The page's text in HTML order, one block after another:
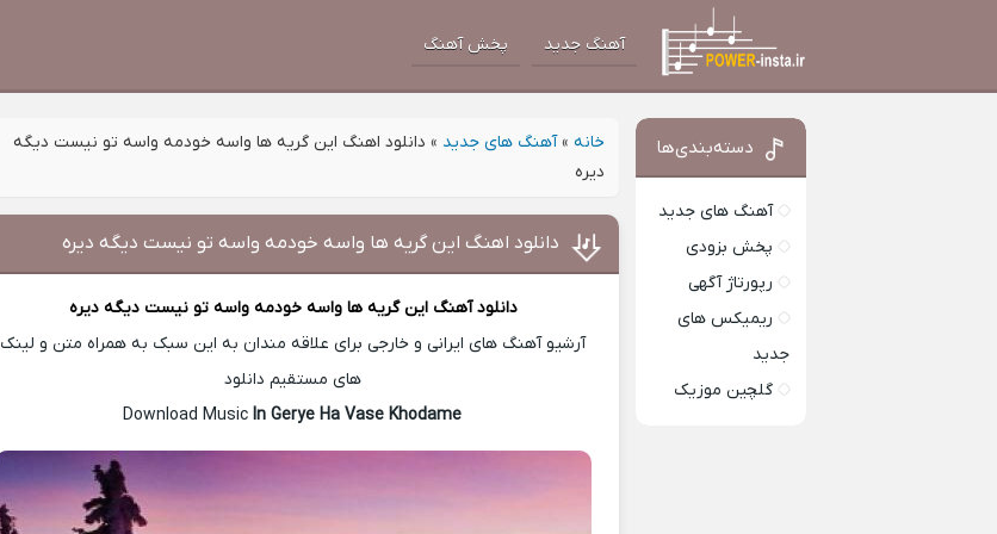
آهنگ جدید پخش آهنگ
خانه »آهنگ های جدید » دانلود اهنگ این گریه ها واسه خودمه واسه تو نیست دیگه
دیره
دانلود اهنگ این گریه ها واسه خودمه واسه تو نیست دیگه دیره
دانلود آهنگ این گریه ها واسه خودمه واسه تو نیست دیگه دیره
آرشیو آهنگ های ایرانی و خارجی برای علاقه مندان به این سبک به همراه متن و لینک
های مستقیم دانلود
In Gerye Ha Vase Khodame
دسته‌بندی‌ها
آهنگ های جدید
پخش بزودی
رپورتاژ آگهی
ریمیکس های
جدید
گلچین موزیک